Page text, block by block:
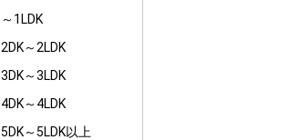
～1LDK
2DK～2LDK
3DK～3LDK
4DK～4LDK
5DK～5LDK以上